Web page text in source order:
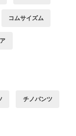
コムサイズム
チノパンツ